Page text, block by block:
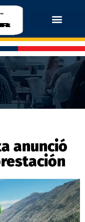
anunció